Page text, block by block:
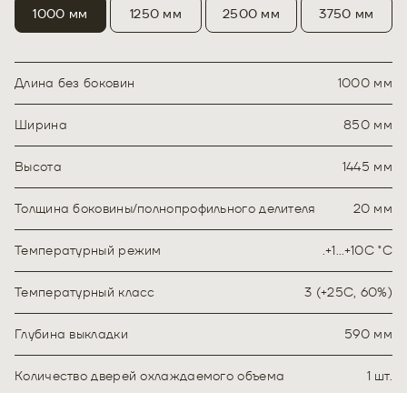
1000 мм 1250 мм 2500 мм 3750 мм
Длина без боковин 1000 мм
Ширина 850 мм
Высота 1445 мм
Толщина боковины/полнопрофильного делителя 20 мм
Температурный режим .+1…+10C ˚С
Температурный класс 3 (+25С, 60%)
Глубина выкладки 590 мм
Количество дверей охлаждаемого объема 1 шт.